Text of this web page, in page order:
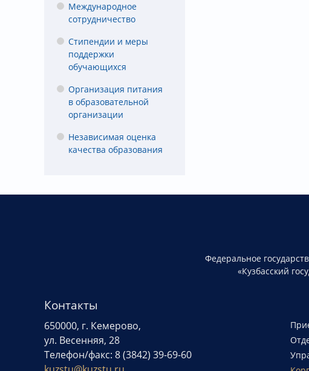
Международное
сотрудничество
Стипендии и меры
поддержки
обучающихся
Организация питания
в образовательной
организации
Независимая оценка
качества образования
Федеральное
«Кузбасский
Контакты
650000, г. Кемерово,
ул. Весенняя, 28
Телефон/факс: 8 (3842) 39-69-60